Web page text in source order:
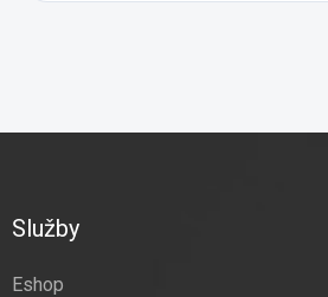
Služby
Eshop